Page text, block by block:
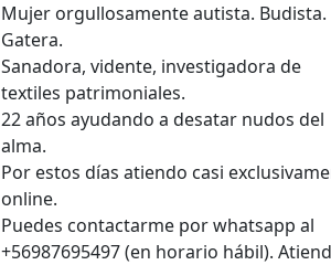
Mujer orgullosamente autista. Budista.
Gatera.
Sanadora, vidente, investigadora de
textiles patrimoniales.
22 años ayudando a desatar nudos del
alma.
Por estos días atiendo casi
online.
Puedes contactarme por whatsapp al
+56987695497 (en horario hábil).